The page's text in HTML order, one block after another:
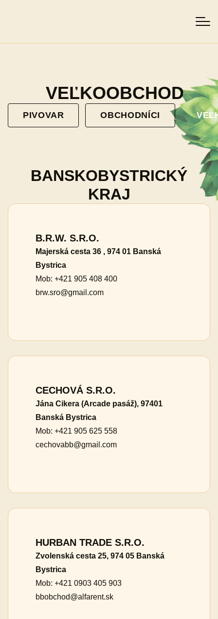
VEĽKOOBCHOD
PIVOVAR OBCHODNÍCI
BANSKOBYSTRICKÝ
KRAJ
B.R.W. S.R.O.
Majerská cesta 36 , 974 01 Banská
Bystrica
Mob: +421 905 408 400
brw.sro@gmail.com
CECHOVÁ S.R.O.
Jána Cikera (Arcade pasáž), 97401
Banská Bystrica
Mob: +421 905 625 558
cechovabb@gmail.com
HURBAN TRADE S.R.O.
Zvolenská cesta 25, 974 05 Banská
Bystrica
Mob: +421 0903 405 903
bbobchod@alfarent.sk